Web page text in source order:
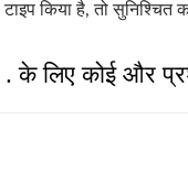
किया है, तो
के लिए कोई और